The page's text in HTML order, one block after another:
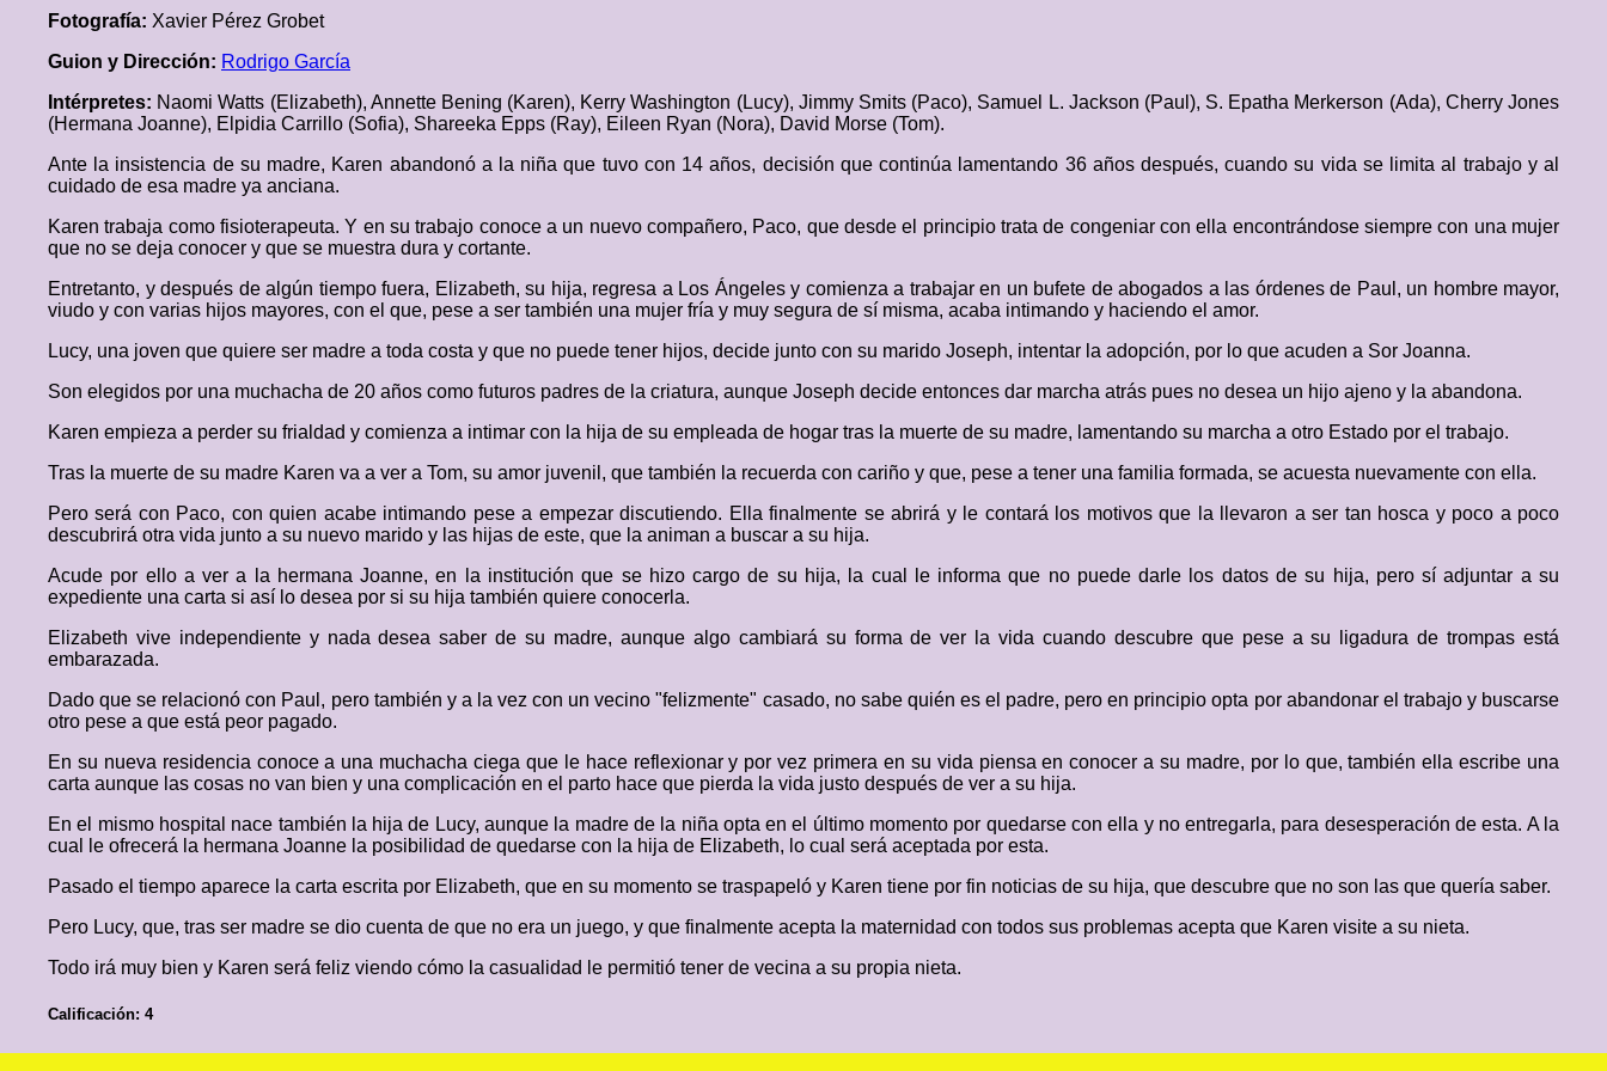
Fotografía: Xavier Pérez Grobet
Guion y Dirección: Rodrigo García
Intérpretes: Naomi Watts (Elizabeth), Annette Bening (Karen), Kerry Washington (Lucy), Jimmy Smits (Paco), Samuel L. Jackson (Paul), S. Epatha Merkerson (Ada), Cherry Jones
(Hermana Joanne), Elpidia Carrillo (Sofia), Shareeka Epps (Ray), Eileen Ryan (Nora), David Morse (Tom).
Ante la insistencia de su madre, Karen abandonó a la niña que tuvo con 14 años, decisión que continúa lamentando 36 años después, cuando su vida se limita al trabajo y al
cuidado de esa madre ya anciana.
Karen trabaja como fisioterapeuta. Y en su trabajo conoce a un nuevo compañero, Paco, que desde el principio trata de congeniar con ella encontrándose siempre con una mujer
que no se deja conocer y que se muestra dura y cortante.
Entretanto, y después de algún tiempo fuera, Elizabeth, su hija, regresa a Los Ángeles y comienza a trabajar en un bufete de abogados a las órdenes de Paul, un hombre mayor,
viudo y con varias hijos mayores, con el que, pese a ser también una mujer fría y muy segura de sí misma, acaba intimando y haciendo el amor.
Lucy, una joven que quiere ser madre a toda costa y que no puede tener hijos, decide junto con su marido Joseph, intentar la adopción, por lo que acuden a Sor Joanna.
Son elegidos por una muchacha de 20 años como futuros padres de la criatura, aunque Joseph decide entonces dar marcha atrás pues no desea un hijo ajeno y la abandona.
Karen empieza a perder su frialdad y comienza a intimar con la hija de su empleada de hogar tras la muerte de su madre, lamentando su marcha a otro Estado por el trabajo.
Tras la muerte de su madre Karen va a ver a Tom, su amor juvenil, que también la recuerda con cariño y que, pese a tener una familia formada, se acuesta nuevamente con ella.
Pero será con Paco, con quien acabe intimando pese a empezar discutiendo. Ella finalmente se abrirá y le contará los motivos que la llevaron a ser tan hosca y poco a poco
descubrirá otra vida junto a su nuevo marido y las hijas de este, que la animan a buscar a su hija.
Acude por ello a ver a la hermana Joanne, en la institución que se hizo cargo de su hija, la cual le informa que no puede darle los datos de su hija, pero sí adjuntar a su
expediente una carta si así lo desea por si su hija también quiere conocerla.
Elizabeth vive independiente y nada desea saber de su madre, aunque algo cambiará su forma de ver la vida cuando descubre que pese a su ligadura de trompas está
embarazada.
Dado que se relacionó con Paul, pero también y a la vez con un vecino "felizmente" casado, no sabe quién es el padre, pero en principio opta por abandonar el trabajo y buscarse
otro pese a que está peor pagado.
En su nueva residencia conoce a una muchacha ciega que le hace reflexionar y por vez primera en su vida piensa en conocer a su madre, por lo que, también ella escribe una
carta aunque las cosas no van bien y una complicación en el parto hace que pierda la vida justo después de ver a su hija.
En el mismo hospital nace también la hija de Lucy, aunque la madre de la niña opta en el último momento por quedarse con ella y no entregarla, para desesperación de esta. A la
cual le ofrecerá la hermana Joanne la posibilidad de quedarse con la hija de Elizabeth, lo cual será aceptada por esta.
Pasado el tiempo aparece la carta escrita por Elizabeth, que en su momento se traspapeló y Karen tiene por fin noticias de su hija, que descubre que no son las que quería saber.
Pero Lucy, que, tras ser madre se dio cuenta de que no era un juego, y que finalmente acepta la maternidad con todos sus problemas acepta que Karen visite a su nieta.
Todo irá muy bien y Karen será feliz viendo cómo la casualidad le permitió tener de vecina a su propia nieta.
Calificación: 4